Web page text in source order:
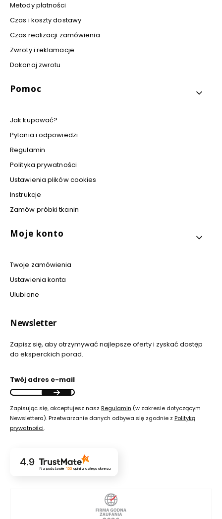
Metody płatności
Czas i koszty dostawy
Czas realizacji zamówienia
Zwroty i reklamacje
Dokonaj zwrotu
Pomoc
Jak kupować?
Pytania i odpowiedzi
Regulamin
Polityka prywatności
Ustawienia plików cookies
Instrukcje
Zamów próbki tkanin
Moje konto
Twoje zamówienia
Ustawienia konta
Ulubione
Newsletter
Zapisz się, aby otrzymywać najlepsze oferty i zyskać dostęp
do eksperckich porad.
Twój adres e-mail
Zapisując się, akceptujesz nasz Regulamin (w zakresie dotyczącym
Newslettera). Przetwarzanie danych odbywa się zgodnie z Polityką
prywatności.
4.9
Na podstawie 103 opinii z całego okresu